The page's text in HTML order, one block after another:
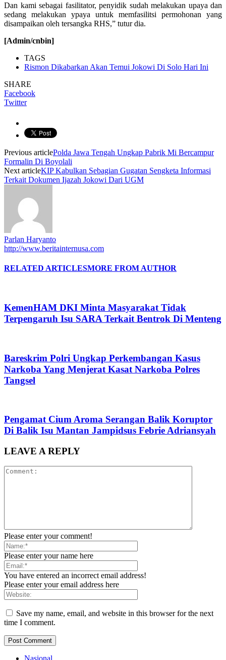
Dan kami sebagai fasilitator, penyidik sudah melakukan upaya dan
sedang melakukan ypaya untuk memfasilitsi permohonan yang
disampaikan oleh tersangka RHS,” tutur dia.
[Admin/cnbin]
TAGS
Rismon Dikabarkan Akan Temui Jokowi Di Solo Hari Ini
SHARE
Facebook
Twitter
Previous articlePolda Jawa Tengah Ungkap Pabrik Mi Bercampur
Formalin Di Boyolali
Next articleKIP Kabulkan Sebagian Gugatan Sengketa Informasi
Terkait Dokumen Ijazah Jokowi Dari UGM
Parlan Haryanto
http://www.beritainternusa.com
RELATED ARTICLESMORE FROM AUTHOR
KemenHAM DKI Minta Masyarakat Tidak
Terpengaruh Isu SARA Terkait Bentrok Di Menteng
Bareskrim Polri Ungkap Perkembangan Kasus
Narkoba Yang Menjerat Kasat Narkoba Polres
Tangsel
Pengamat Cium Aroma Serangan Balik Koruptor
Di Balik Isu Mantan Jampidsus Febrie Adriansyah
LEAVE A REPLY
Please enter your comment!
Please enter your name here
You have entered an incorrect email address!
Please enter your email address here
Save my name, email, and website in this browser for the next
time I comment.